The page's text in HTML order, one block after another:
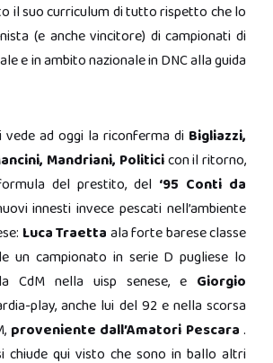
il suo curriculum di tutto rispetto che lo
(e anche vincitore) di campionati di
e in ambito nazionale in DNC alla guida
ad oggi la riconferma di Bigliazzi,
Mandriani, Politicicon il ritorno,
del prestito, del ‘95 Conti da
innesti invece pescati nell’ambiente
Luca Traetta ala forte barese classe
un campionato in serie D pugliese lo
CdM nella uisp senese, e Giorgio
play, anche lui del 92 e nella scorsa
proveniente dall’Amatori Pescara .
chiude qui visto che sono in ballo altri